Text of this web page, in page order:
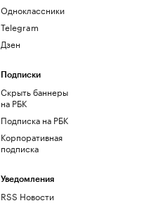
Одноклассники
Telegram
Дзен
Подписки
Скрыть баннеры
на РБК
Подписка на РБК
Корпоративная
подписка
Уведомления
RSS Новости